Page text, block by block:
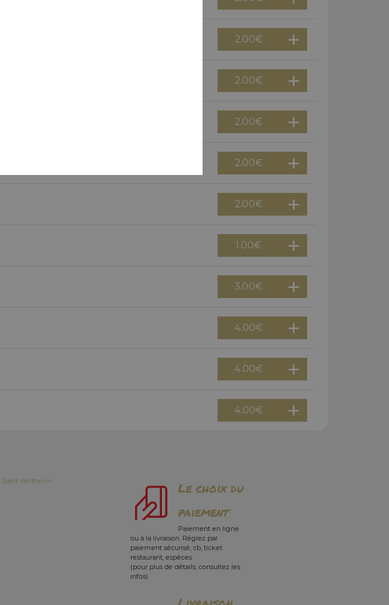
2.00€
2.00€
2.00€
2.00€
2.00€
1.00€
3.00€
4.00€
4.00€
4.00€
Saint Berthevin
Le choix du
paiement
Paiement en ligne
ou à la livraison. Réglez par
paiement sécurisé, cb, ticket
restaurant, espèces.
(pour plus de détails, consultez les
infos)